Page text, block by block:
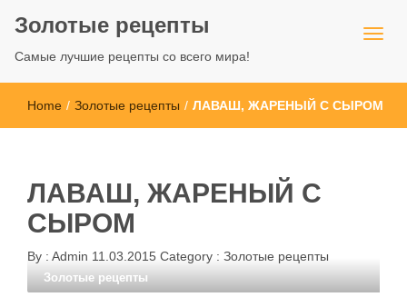
Золотые рецепты
Самые лучшие рецепты со всего мира!
Home / Золотые рецепты / ЛАВАШ, ЖАРЕНЫЙ С СЫРОМ
ЛАВАШ, ЖАРЕНЫЙ С
СЫРОМ
By : Admin 11.03.2015 Category : Золотые рецепты
Золотые рецепты